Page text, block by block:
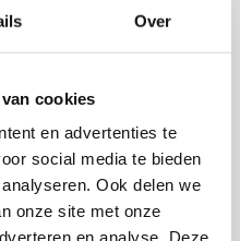
Over
cookies
en advertenties te
social media te bieden
Ook delen we
onze site met onze
en analyse. Deze
zijn inmiddels
al haar
examens succes!